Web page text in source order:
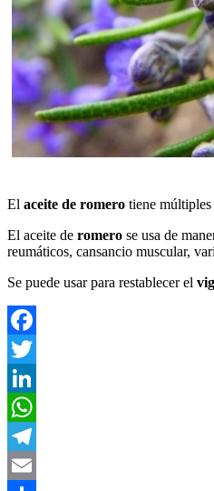
El aceite de romero tiene múltiples
El aceite de romero se usa de
reumáticos, cansancio muscular,
Se puede usar para restablecer el
Facebook
Twitter
LinkedIn
WhatsApp
Telegram